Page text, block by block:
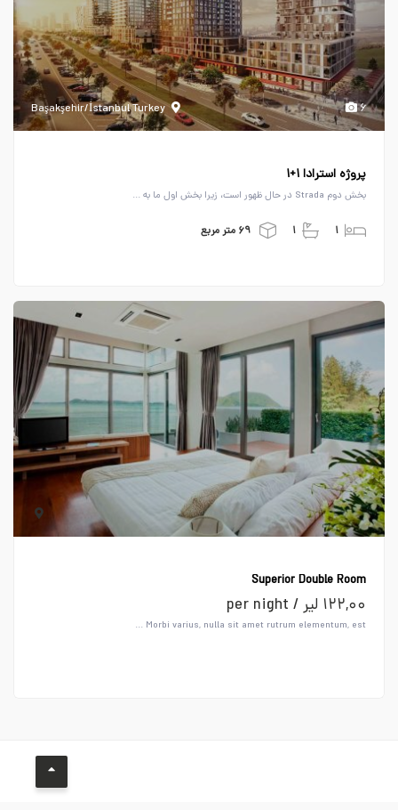
Başakşehir/İstanbul Turkey ۶
پروژه استرادا ۱+۱
بخش دوم Strada در حال ظهور است، زیرا بخش اول ما به ...
۱ ۱
Superior Double Room
۱۲۲,۰۰ لیر / per night
Morbi varius, nulla sit amet rutrum elementum, est ...